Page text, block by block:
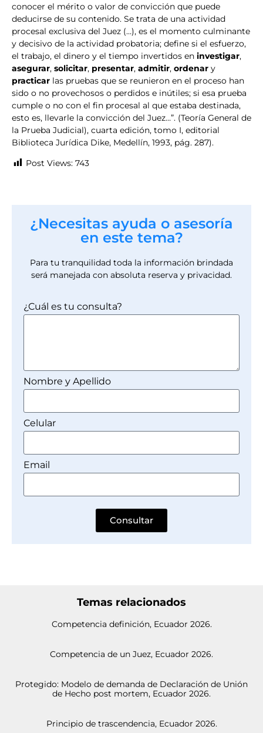
conocer el mérito o valor de convicción que puede
deducirse de su contenido. Se trata de una actividad
procesal exclusiva del Juez (…), es el momento culminante
y decisivo de la actividad probatoria; define si el esfuerzo,
el trabajo, el dinero y el tiempo invertidos en investigar,
asegurar, solicitar, presentar, admitir, ordenar y
practicar las pruebas que se reunieron en el proceso han
sido o no provechosos o perdidos e inútiles; si esa prueba
cumple o no con el fin procesal al que estaba destinada,
esto es, llevarle la convicción del Juez…”. (Teoría General de
la Prueba Judicial), cuarta edición, tomo I, editorial
Biblioteca Jurídica Dike, Medellín, 1993, pág. 287).
Post Views: 743
¿Necesitas ayuda o asesoría
en este tema?
Para tu tranquilidad toda la información brindada
será manejada con absoluta reserva y privacidad.
¿Cuál es tu consulta?
Nombre y Apellido
Celular
Email
Consultar
Temas relacionados
Competencia definición, Ecuador 2026.
Competencia de un Juez, Ecuador 2026.
Protegido: Modelo de demanda de Declaración de Unión
de Hecho post mortem, Ecuador 2026.
Principio de trascendencia, Ecuador 2026.